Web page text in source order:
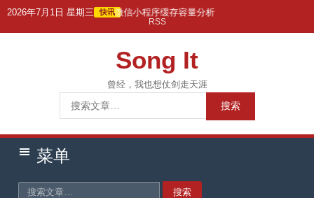
跳2026年7月1日 星期三 快讯微信小程序缓存容量分析
RSS
Song It
曾经，我也想仗剑走天涯
索：
搜索
菜单
搜索